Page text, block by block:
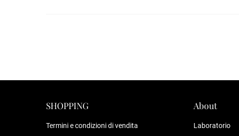
SHOPPING
Termini e condizioni di vendita
About
Laboratorio